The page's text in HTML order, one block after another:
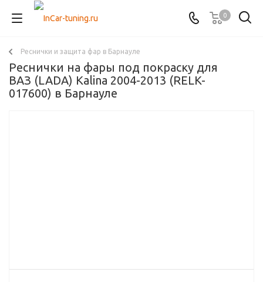
0
Реснички и защита фар в Барнауле
Реснички на фары под покраску для
ВАЗ (LADA) Kalina 2004-2013 (RELK-
017600) в Барнауле